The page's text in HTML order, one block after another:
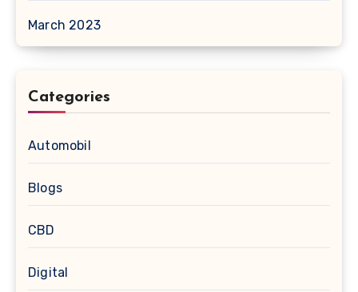
March 2023
Categories
Automobil
Blogs
CBD
Digital